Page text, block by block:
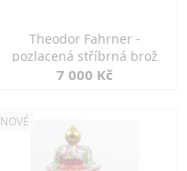
Theodor Fahrner -
pozlacená stříbrná brož
7 000 Kč
NOVÉ